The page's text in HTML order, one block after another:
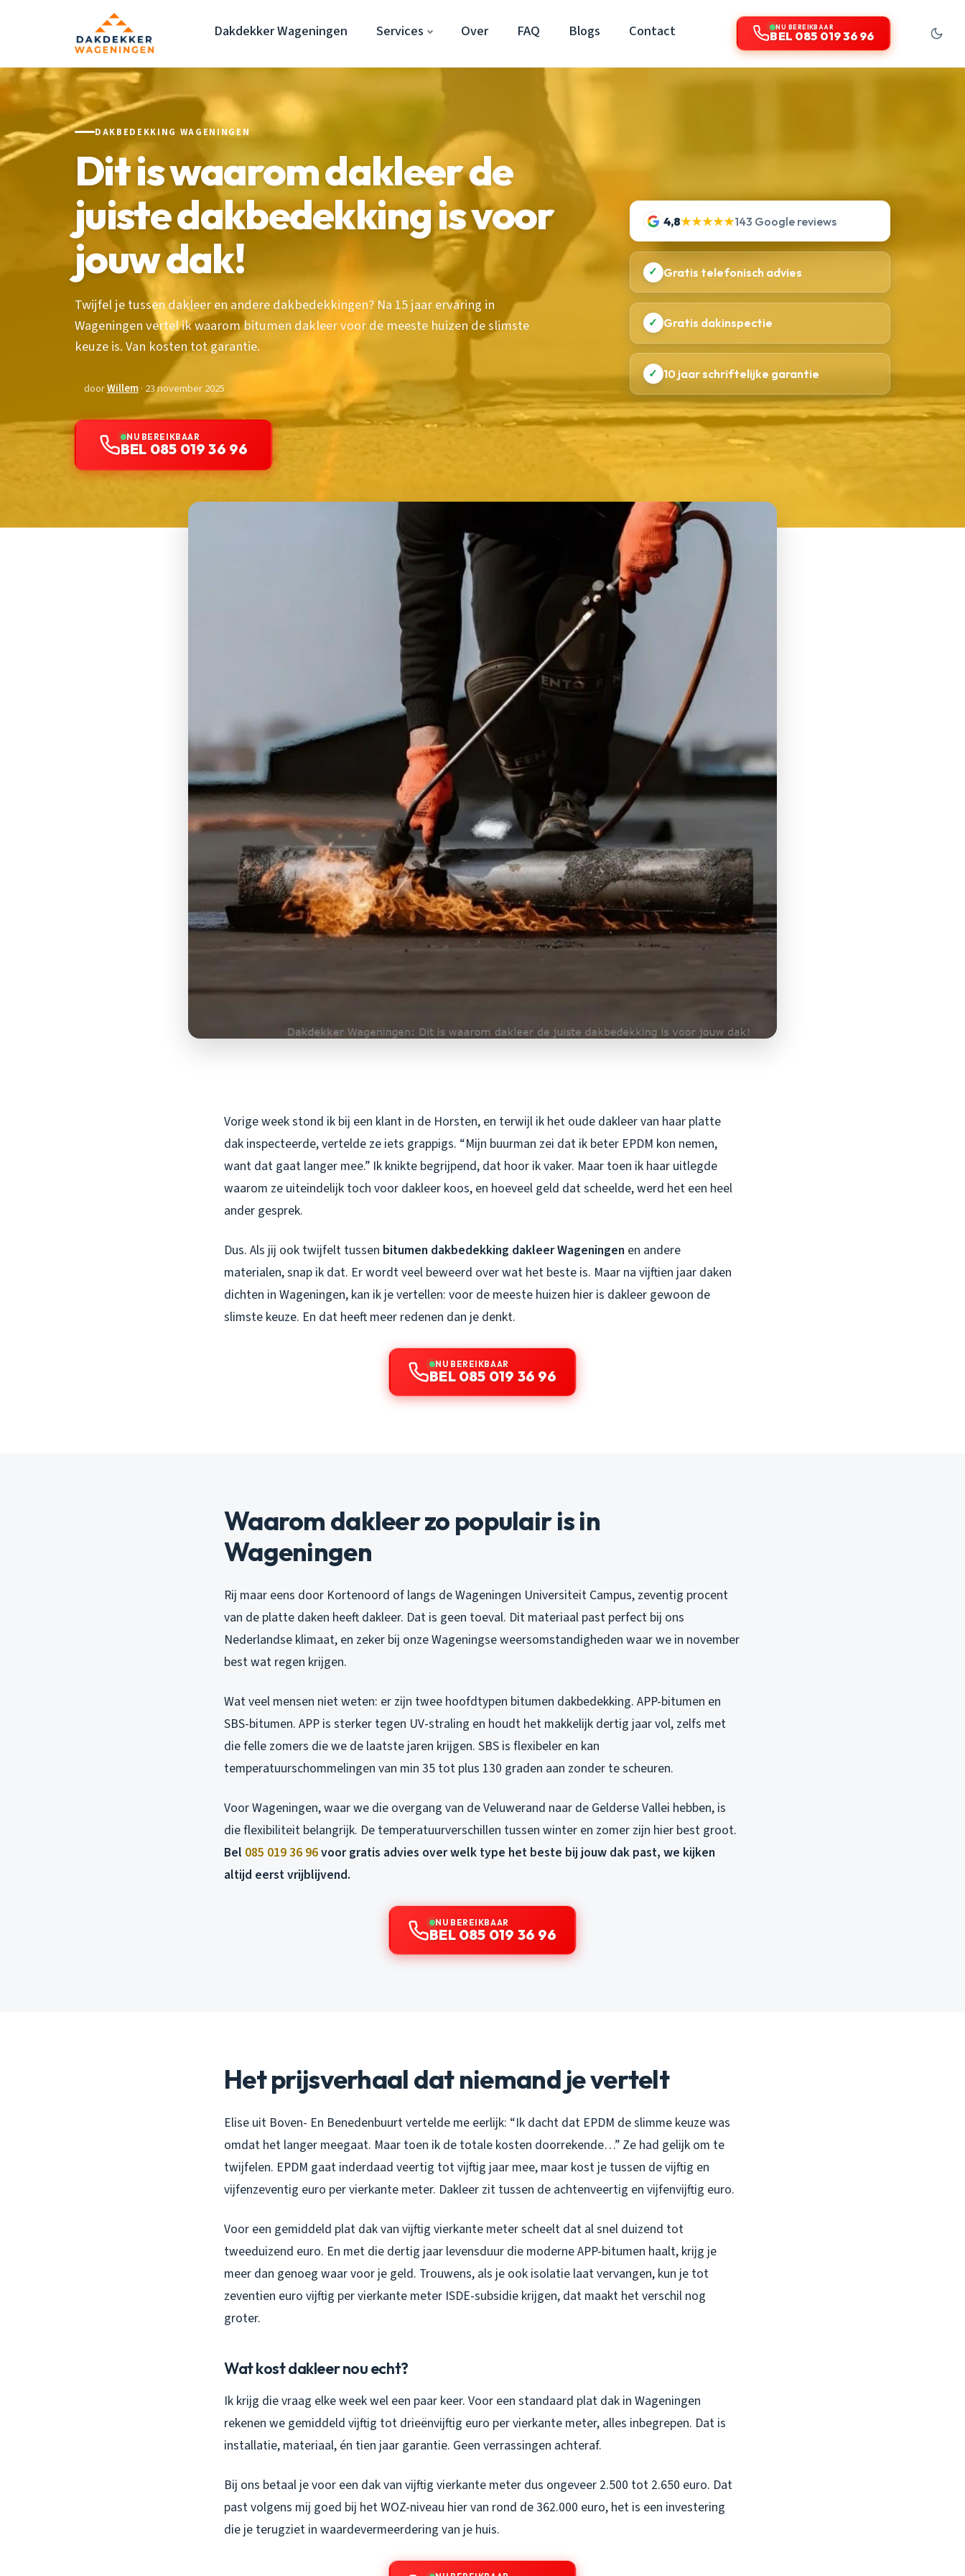
Dakdekker Wageningen Services Over FAQ Blogs Contact NU BEREIKBAAR
BEL 085 019 36 96
DAKBEDEKKING WAGENINGEN
Dit is waarom dakleer de
juiste dakbedekking is voor
jouw dak!
Twijfel je tussen dakleer en andere dakbedekkingen? Na 15 jaar ervaring in
Wageningen vertel ik waarom bitumen dakleer voor de meeste huizen de slimste
keuze is. Van kosten tot garantie.
doorWillem· 23 november 2025
NU BEREIKBAAR
BEL 085 019 36 96
4,8★★★★★143 Google reviews
✓ Gratis telefonisch advies
✓ Gratis dakinspectie
✓ 10 jaar schriftelijke garantie
Vorige week stond ik bij een klant in de Horsten, en terwijl ik het oude dakleer van haar platte
dak inspecteerde, vertelde ze iets grappigs. “Mijn buurman zei dat ik beter EPDM kon nemen,
want dat gaat langer mee.” Ik knikte begrijpend, dat hoor ik vaker. Maar toen ik haar uitlegde
waarom ze uiteindelijk toch voor dakleer koos, en hoeveel geld dat scheelde, werd het een heel
ander gesprek.
Dus. Als jij ook twijfelt tussen bitumen dakbedekking dakleer Wageningen en andere
materialen, snap ik dat. Er wordt veel beweerd over wat het beste is. Maar na vijftien jaar daken
dichten in Wageningen, kan ik je vertellen: voor de meeste huizen hier is dakleer gewoon de
slimste keuze. En dat heeft meer redenen dan je denkt.
NU BEREIKBAAR
BEL 085 019 36 96
Waarom dakleer zo populair is in
Wageningen
Rij maar eens door Kortenoord of langs de Wageningen Universiteit Campus, zeventig procent
van de platte daken heeft dakleer. Dat is geen toeval. Dit materiaal past perfect bij ons
Nederlandse klimaat, en zeker bij onze Wageningse weersomstandigheden waar we in november
best wat regen krijgen.
Wat veel mensen niet weten: er zijn twee hoofdtypen bitumen dakbedekking. APP-bitumen en
SBS-bitumen. APP is sterker tegen UV-straling en houdt het makkelijk dertig jaar vol, zelfs met
die felle zomers die we de laatste jaren krijgen. SBS is flexibeler en kan
temperatuurschommelingen van min 35 tot plus 130 graden aan zonder te scheuren.
Voor Wageningen, waar we die overgang van de Veluwerand naar de Gelderse Vallei hebben, is
die flexibiliteit belangrijk. De temperatuurverschillen tussen winter en zomer zijn hier best groot.
Bel 085 019 36 96voor gratis advies over welk type het beste bij jouw dak past, we kijken
altijd eerst vrijblijvend.
NU BEREIKBAAR
BEL 085 019 36 96
Het prijsverhaal dat niemand je vertelt
Elise uit Boven- En Benedenbuurt vertelde me eerlijk: “Ik dacht dat EPDM de slimme keuze was
omdat het langer meegaat. Maar toen ik de totale kosten doorrekende…” Ze had gelijk om te
twijfelen. EPDM gaat inderdaad veertig tot vijftig jaar mee, maar kost je tussen de vijftig en
vijfenzeventig euro per vierkante meter. Dakleer zit tussen de achtenveertig en vijfenvijftig euro.
Voor een gemiddeld plat dak van vijftig vierkante meter scheelt dat al snel duizend tot
tweeduizend euro. En met die dertig jaar levensduur die moderne APP-bitumen haalt, krijg je
meer dan genoeg waar voor je geld. Trouwens, als je ook isolatie laat vervangen, kun je tot
zeventien euro vijftig per vierkante meter ISDE-subsidie krijgen, dat maakt het verschil nog
groter.
Wat kost dakleer nou echt?
Ik krijg die vraag elke week wel een paar keer. Voor een standaard plat dak in Wageningen
rekenen we gemiddeld vijftig tot drieënvijftig euro per vierkante meter, alles inbegrepen. Dat is
installatie, materiaal, én tien jaar garantie. Geen verrassingen achteraf.
Bij ons betaal je voor een dak van vijftig vierkante meter dus ongeveer 2.500 tot 2.650 euro. Dat
past volgens mij goed bij het WOZ-niveau hier van rond de 362.000 euro, het is een investering
die je terugziet in waardevermeerdering van je huis.